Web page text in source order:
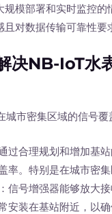
模部署和实时监控
对数据传输可靠性要
NB-IoT水表
市密集区域的信号覆
过合理规划和增加基
率。特别是在城市密集
：信号增强器能够放大
安装在基站附近，以确